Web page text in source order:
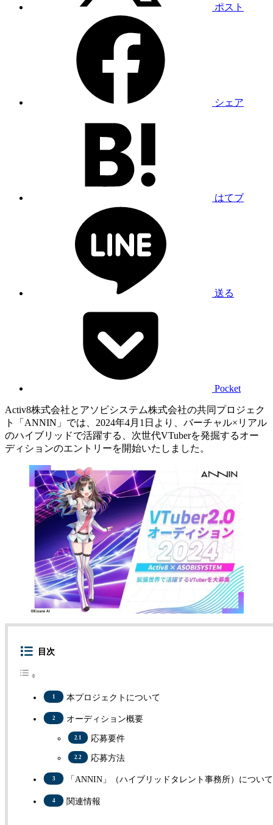
ポスト
シェア
はてブ
送る
Pocket
Activ8株式会社とアソビシステム株式会社の共同プロジェク
ト「ANNIN」では、2024年4月1日より、バーチャル×リアル
のハイブリッドで活躍する、次世代VTuberを発掘するオー
ディションのエントリーを開始いたしました。
目次
本プロジェクトについて
オーディション概要
応募要件
応募方法
「ANNIN」（ハイブリッドタレント事務所）について
関連情報